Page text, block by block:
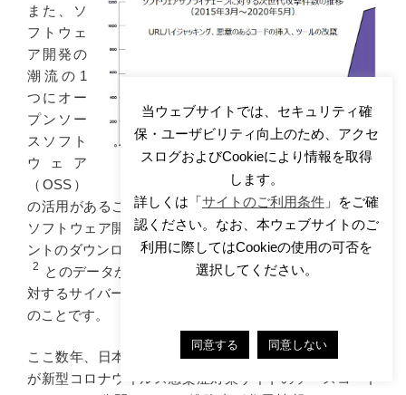
また、ソ
フトウェ
ア開発の
潮流の1
つにオー
プンソー
スソフト
ウェア
（OSS）
の活用があることも、注意すべきポイントです。世界の
ソフトウェア開発組織によるオープンソースコンポーネ
ントのダウンロード数は、一社平均で年間37万超に上る*
2
とのデータがあります。同時に、OSSプロジェクトに
対するサイバー攻撃は前年比4.3倍に増加している *
のことです。
ここ数年、日本においても、企業ばかりでなく、東京都
が新型コロナウイルス感染症対策サイトのソースコード
当ウェブサイトでは、セキュリティ確
保・ユーザビリティ向上のため、アクセ
スログおよびCookieにより情報を取得
します。
詳しくは「サイトのご利用条件 」をご確
認ください。なお、本ウェブサイトのご
利用に際してはCookieの使用の可否を
選択してください。
同意する 同意しない